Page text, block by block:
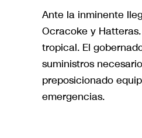
Ante la inminente
Ocracoke y
tropical. El
suministros
preposicionado
emergencias.